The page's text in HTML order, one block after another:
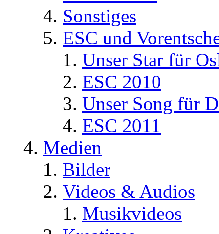
Sonstiges
ESC und
Unser Star für
ESC 2010
Unser Song für
ESC 2011
Medien
Bilder
Videos & Audios
Musikvideos